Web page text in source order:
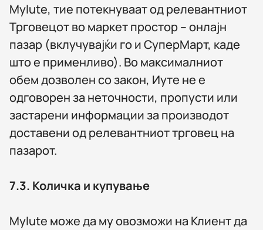
MyIute, тие потекнуваат од релевантниот
Трговецот во маркет простор – онлајн
пазар (вклучувајќи го и СуперМарт, каде
што е применливо). Во максималниот
обем дозволен со закон, Иуте не е
одговорен за неточности, пропусти или
застарени информации за производот
доставени од релевантниот трговец на
пазарот.
7.3. Количка и купување
MyIute може да му овозможи на Клиент да